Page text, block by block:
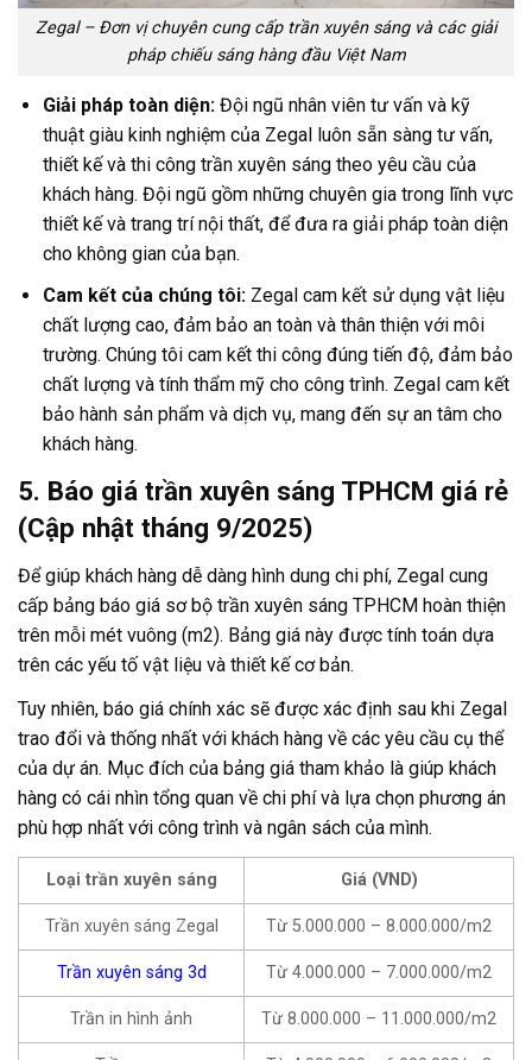
Zegal – Đơn vị chuyên cung cấp trần xuyên sáng và các giải
pháp chiếu sáng hàng đầu Việt Nam
Giải pháp toàn diện: Đội ngũ nhân viên tư vấn và kỹ
thuật giàu kinh nghiệm của Zegal luôn sẵn sàng tư vấn,
thiết kế và thi công trần xuyên sáng theo yêu cầu của
khách hàng. Đội ngũ gồm những chuyên gia trong lĩnh vực
thiết kế và trang trí nội thất, để đưa ra giải pháp toàn diện
cho không gian của bạn.
Cam kết của chúng tôi: Zegal cam kết sử dụng vật liệu
chất lượng cao, đảm bảo an toàn và thân thiện với môi
trường. Chúng tôi cam kết thi công đúng tiến độ, đảm bảo
chất lượng và tính thẩm mỹ cho công trình. Zegal cam kết
bảo hành sản phẩm và dịch vụ, mang đến sự an tâm cho
khách hàng.
5. Báo giá trần xuyên sáng TPHCM giá rẻ
(Cập nhật tháng 9/2025)
Để giúp khách hàng dễ dàng hình dung chi phí, Zegal cung
cấp bảng báo giá sơ bộ trần xuyên sáng TPHCM hoàn thiện
trên mỗi mét vuông (m2). Bảng giá này được tính toán dựa
trên các yếu tố vật liệu và thiết kế cơ bản.
Tuy nhiên, báo giá chính xác sẽ được xác định sau khi Zegal
trao đổi và thống nhất với khách hàng về các yêu cầu cụ thể
của dự án. Mục đích của bảng giá tham khảo là giúp khách
hàng có cái nhìn tổng quan về chi phí và lựa chọn phương án
phù hợp nhất với công trình và ngân sách của mình.
Loại trần xuyên sáng Giá (VND)
Trần xuyên sáng Zegal Từ 5.000.000 – 8.000.000/m2
Trần xuyên sáng 3d Từ 4.000.000 – 7.000.000/m2
Trần in hình ảnh Từ 8.000.000 – 11.000.000/m2